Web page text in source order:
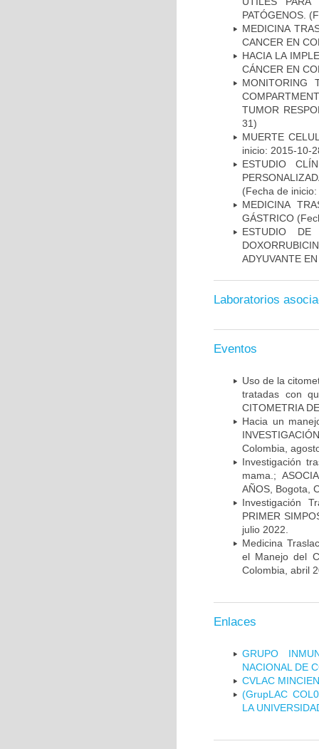
PATÓGENOS.
MEDICINA
CANCER EN
HACIA LA
CÁNCER EN
MONITORING
TUMOR
31)
MUERTE
inicio: 2015-10-
ESTUDIO
(Fecha de
MEDICINA
GÁSTRICO
ESTUDIO DE
ADYUVANTE
Laboratorios
Eventos
Uso de la
tratadas con
CITOMETRIA
Hacia un
Colombia,
Investigación
mama.;
AÑOS, Bogota,
Investigación
PRIMER
julio 2022.
Medicina
el Manejo del
Colombia, abril
Enlaces
GRUPO
NACIONAL DE
CVLAC
(GrupLAC
LA